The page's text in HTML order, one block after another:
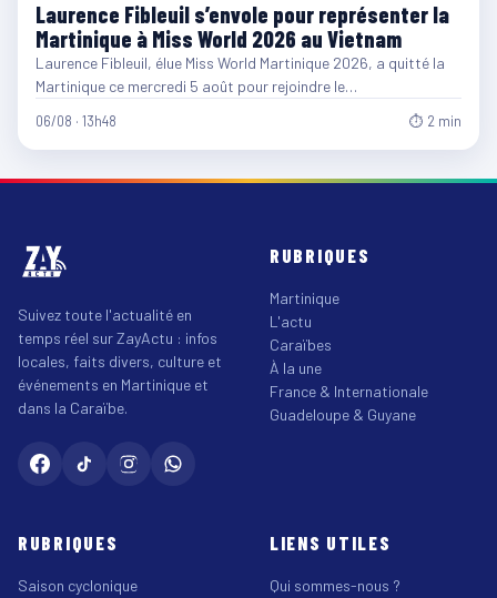
Laurence Fibleuil s’envole pour représenter la
Martinique à Miss World 2026 au Vietnam
Laurence Fibleuil, élue Miss World Martinique 2026, a quitté la
Martinique ce mercredi 5 août pour rejoindre le…
06/08 · 13h48 ⏱ 2 min
Suivez toute l'actualité en
temps réel sur ZayActu : infos
locales, faits divers, culture et
événements en Martinique et
dans la Caraïbe.
RUBRIQUES
Martinique
L'actu
Caraïbes
À la une
France & Internationale
Guadeloupe & Guyane
RUBRIQUES
Saison cyclonique
LIENS UTILES
Qui sommes-nous ?